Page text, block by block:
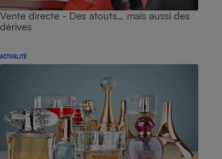
Vente directe - Des atouts… mais aussi des
dérives
ACTUALITÉ